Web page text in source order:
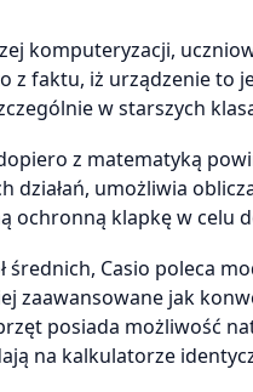
komputeryzacji,
z faktu, iż urządzenie to
w starszych
z matematyką
działań, umożliwia
ochronną klapkę w
Casio poleca
zaawansowane jak
posiada możliwość
na kalkulatorze